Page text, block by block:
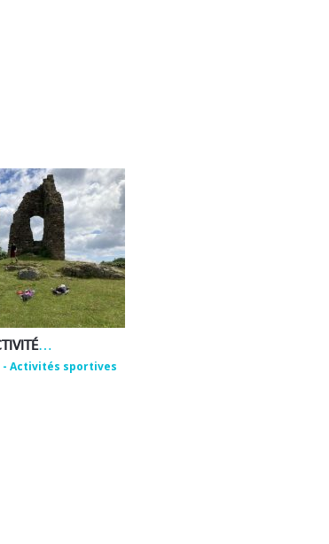
EMMANUEL ROUX – ACTIVITÉS DE BIEN-ÊTRE ET DE PLEINE NATURE
- Activités sportives